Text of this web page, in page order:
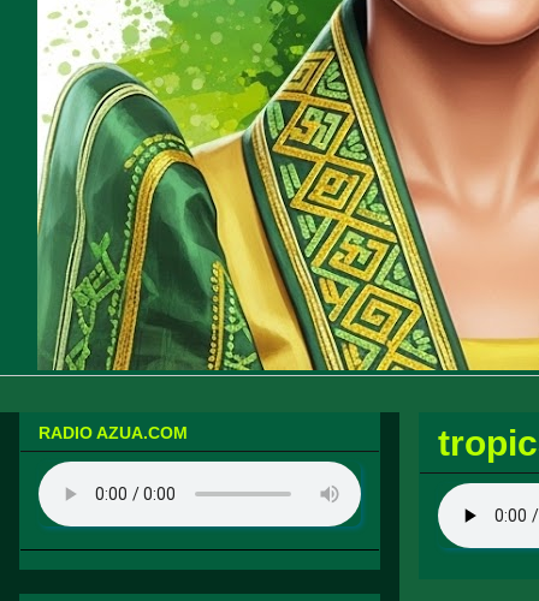
RADIO AZUA.COM